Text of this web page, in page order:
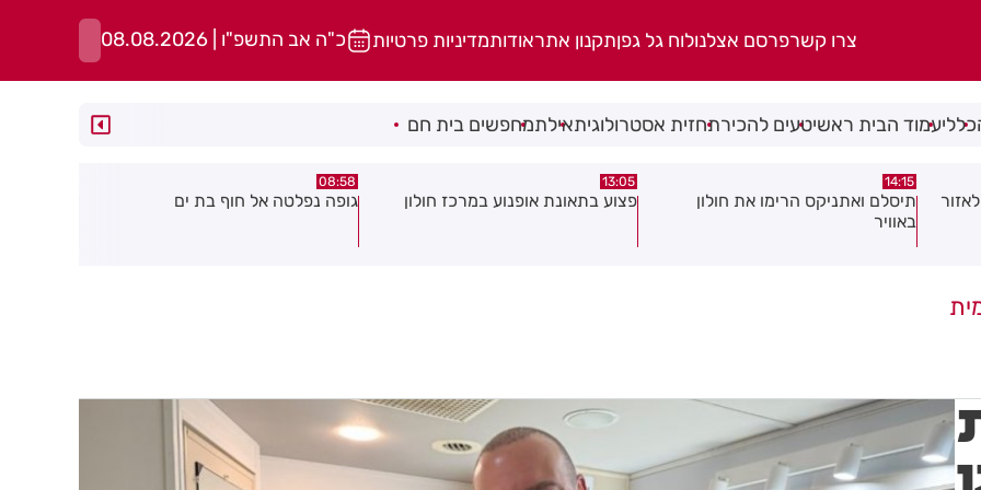
צרו קשרפרסם אצלנולוח גל גפןתקנון אתראודותמדיניות פרטיות כ"ה אב התשפ"ו | 08.08.2026
כלליעמוד הבית ראשיטעים להכירתחזית אסטרולוגיתאילתמחפשים בית חם
13:05
פצוע בתאונת אופנוע במרכז חולון
08:58
גופה נפלטה אל חוף בת ים
08:29
חשד להצתה בשלושה מוקדים ברמת